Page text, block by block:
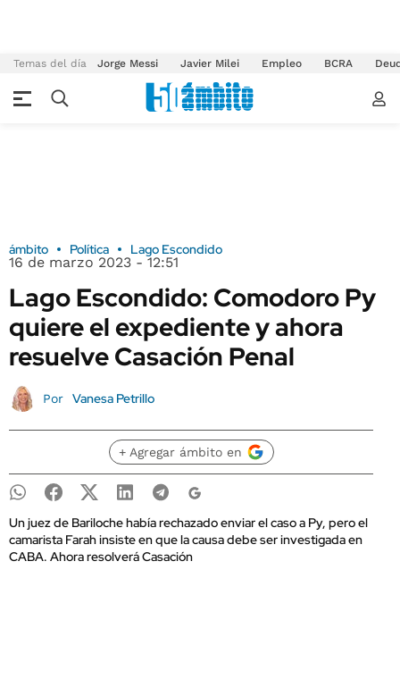
Temas del día Jorge Messi Javier Milei Empleo BCRA
ámbito Política Lago Escondido
16 de marzo 2023 - 12:51
Lago Escondido: Comodoro Py
quiere el expediente y ahora
resuelve Casación Penal
Por Vanesa Petrillo
+ Agregar ámbito en
Un juez de Bariloche había rechazado enviar el caso a Py, pero el
camarista Farah insiste en que la causa debe ser investigada en
CABA. Ahora resolverá Casación